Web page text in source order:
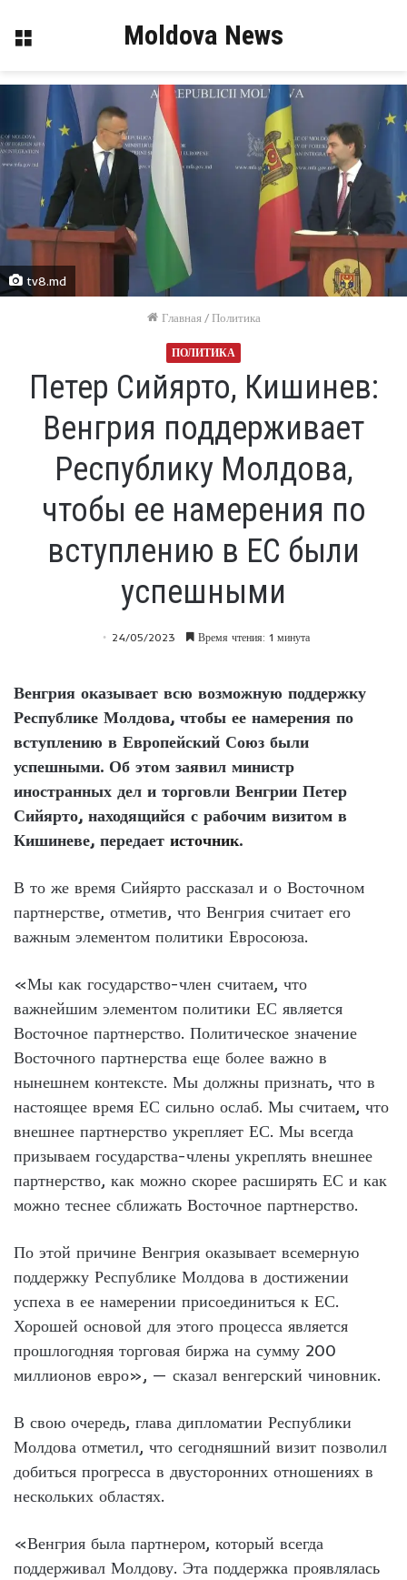
Меню Moldova News
tv8.md
Главная / Политика
ПОЛИТИКА
Петер Сийярто, Кишинев:
Венгрия поддерживает
Республику Молдова,
чтобы ее намерения по
вступлению в ЕС были
успешными
24/05/2023 Время чтения: 1 минута
Венгрия оказывает всю возможную поддержку
Республике Молдова, чтобы ее намерения по
вступлению в Европейский Союз были
успешными. Об этом заявил министр
иностранных дел и торговли Венгрии Петер
Сийярто, находящийся с рабочим визитом в
Кишиневе, передает источник.
В то же время Сийярто рассказал и о Восточном
партнерстве, отметив, что Венгрия считает его
важным элементом политики Евросоюза.
«Мы как государство-член считаем, что
важнейшим элементом политики ЕС является
Восточное партнерство. Политическое значение
Восточного партнерства еще более важно в
нынешнем контексте. Мы должны признать, что в
настоящее время ЕС сильно ослаб. Мы считаем, что
внешнее партнерство укрепляет ЕС. Мы всегда
призываем государства-члены укреплять внешнее
партнерство, как можно скорее расширять ЕС и как
можно теснее сближать Восточное партнерство.
По этой причине Венгрия оказывает всемерную
поддержку Республике Молдова в достижении
успеха в ее намерении присоединиться к ЕС.
Хорошей основой для этого процесса является
прошлогодняя торговая биржа на сумму 200
миллионов евро», — сказал венгерский чиновник.
В свою очередь, глава дипломатии Республики
Молдова отметил, что сегодняшний визит позволил
добиться прогресса в двусторонних отношениях в
нескольких областях.
«Венгрия была партнером, который всегда
поддерживал Молдову. Эта поддержка проявлялась